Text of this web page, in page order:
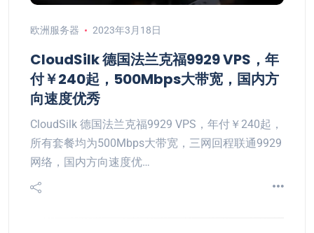
欧洲服务器 2023年3月18日
CloudSilk 德国法兰克福9929 VPS，年
付￥240起，500Mbps大带宽，国内方
向速度优秀
CloudSilk 德国法兰克福9929 VPS，年付￥240起，
所有套餐均为500Mbps大带宽，三网回程联通9929
网络，国内方向速度优…